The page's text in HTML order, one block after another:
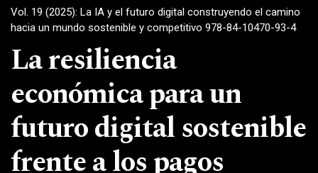
Vol. 19 (2025): La IA y el futuro digital construyendo el camino
hacia un mundo sostenible y competitivo 978-84-10470-93-4
La resiliencia
económica para un
futuro digital sostenible
frente a los pagos